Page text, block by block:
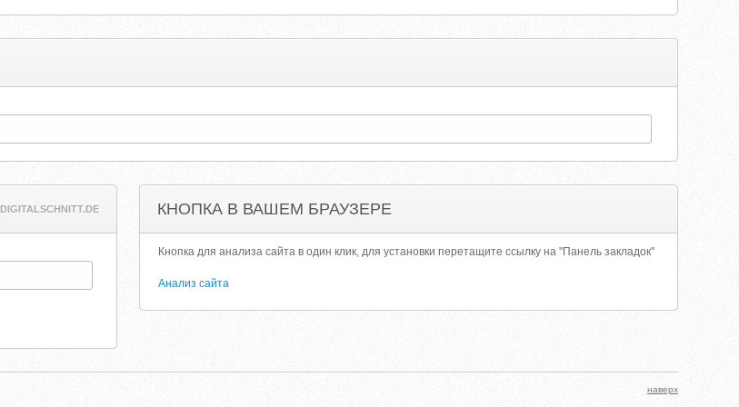
DIGITALSCHNITT.DE КНОПКА В ВАШЕМ БРАУЗЕРЕ
Кнопка для анализа сайта в один клик, для установки перетащите ссылку на "Панель закладок"
Анализ сайта
наверх